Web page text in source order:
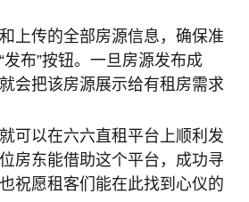
上传的全部房源信息，确保准
布”按钮。一旦房源发布成
会把该房源展示给有租房需求
可以在六六直租平台上顺利发
房东能借助这个平台，成功寻
祝愿租客们能在此找到心仪的